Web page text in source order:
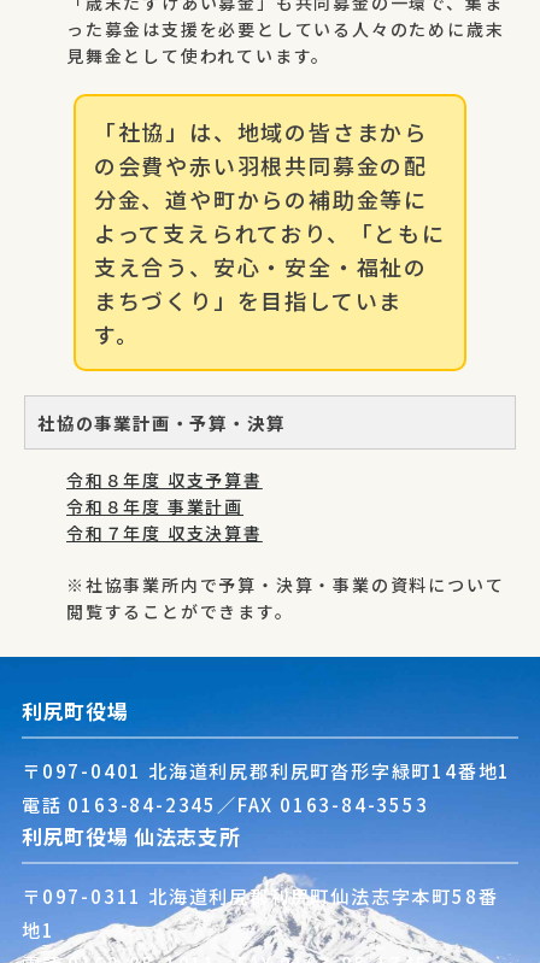
った募金は支援を必要としている人々のために歳末
見舞金として使われています。
「社協」は、地域の皆さまから
の会費や赤い羽根共同募金の配
分金、道や町からの補助金等に
よって支えられており、「ともに
支え合う、安心・安全・福祉の
まちづくり」を目指していま
す。
社協の事業計画・予算・決算
令和８年度 収支予算書
令和８年度 事業計画
令和７年度 収支決算書
※社協事業所内で予算・決算・事業の資料について
閲覧することができます。
利尻町役場
〒097-0401 北海道利尻郡利尻町沓形字緑町14番地1
電話 0163-84-2345 ／FAX 0163-84-3553
利尻町役場 仙法志支所
〒097-0311 北海道利尻郡利尻町仙法志字本町58番
地1